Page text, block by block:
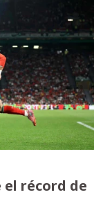
récord de